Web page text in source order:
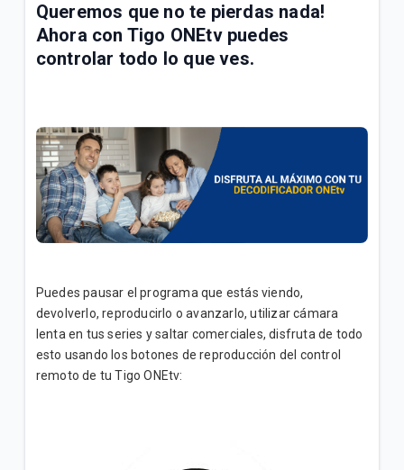
Crear una lista de canales favoritos en tu
decodificador Opentech Tigo | Hogar
¿Cómo configurar mi control remoto Tigo SEI
Robotics? | Hogar
No tengo señal de televisión Tigo | General
¿Cómo configurar mi control Cisco Tigo? | Hogar
Tigo? | Hogar
¿Cómo configurar mi control Skyworth Tigo? |
Hogar
Queremos que no te pierdas nada!
Ahora con Tigo ONEtvpuedes
controlar todo lo que ves.
Puedes pausar el programa que estás viendo,
devolverlo, reproducirlo o avanzarlo, utilizar cámara
lenta en tus series y saltar comerciales, disfruta de todo
esto usando los botones de reproducción del control
remoto de tu Tigo ONEtv: